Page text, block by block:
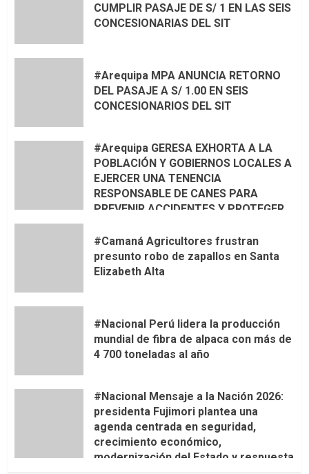
CUMPLIR PASAJE DE S/ 1 EN LAS SEIS
CONCESIONARIAS DEL SIT
#Arequipa MPA ANUNCIA RETORNO
DEL PASAJE A S/ 1.00 EN SEIS
CONCESIONARIOS DEL SIT
#Arequipa GERESA EXHORTA A LA
POBLACIÓN Y GOBIERNOS LOCALES A
EJERCER UNA TENENCIA
RESPONSABLE DE CANES PARA
PREVENIR ACCIDENTES Y PROTEGER
#Camaná Agricultores frustran
presunto robo de zapallos en Santa
Elizabeth Alta
#Nacional Perú lidera la producción
mundial de fibra de alpaca con más de
4 700 toneladas al año
#Nacional Mensaje a la Nación 2026:
presidenta Fujimori plantea una
agenda centrada en seguridad,
crecimiento económico,
modernización del Estado y respuesta